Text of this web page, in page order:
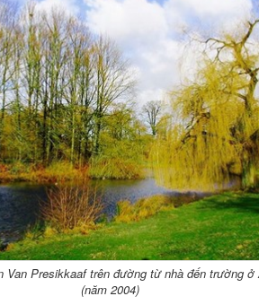
Van Presikkaaf trên đường từ nhà đến trường ở
(năm 2004)